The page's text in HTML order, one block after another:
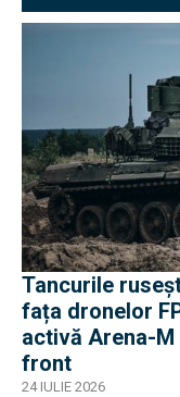
Tancurile
fața dronelor
activă Arena-
front
24 IULIE 2026